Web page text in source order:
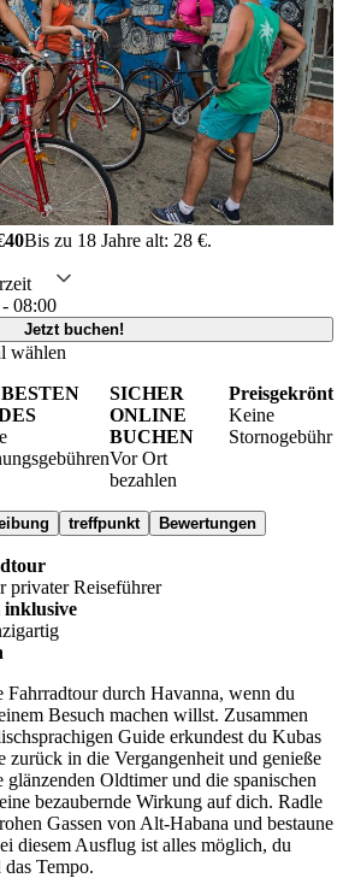
Bis zu 18 Jahre alt: 28 €.
08:00
Jetzt buchen!
wählen
SICHER
ONLINE
BUCHEN
Vor Ort
bezahlen
Preisgekrönt
Keine
Stornogebühr
treffpunkt Bewertungen
privater Reiseführer
Fahrradtour durch Havanna, wenn du
Besuch machen willst. Zusammen
Guide erkundest du Kubas
zurück in die Vergangenheit und genieße
Oldtimer und die spanischen
bezaubernde Wirkung auf dich. Radle
Gassen von Alt-Habana und bestaune
diesem Ausflug ist alles möglich, du
Tempo.